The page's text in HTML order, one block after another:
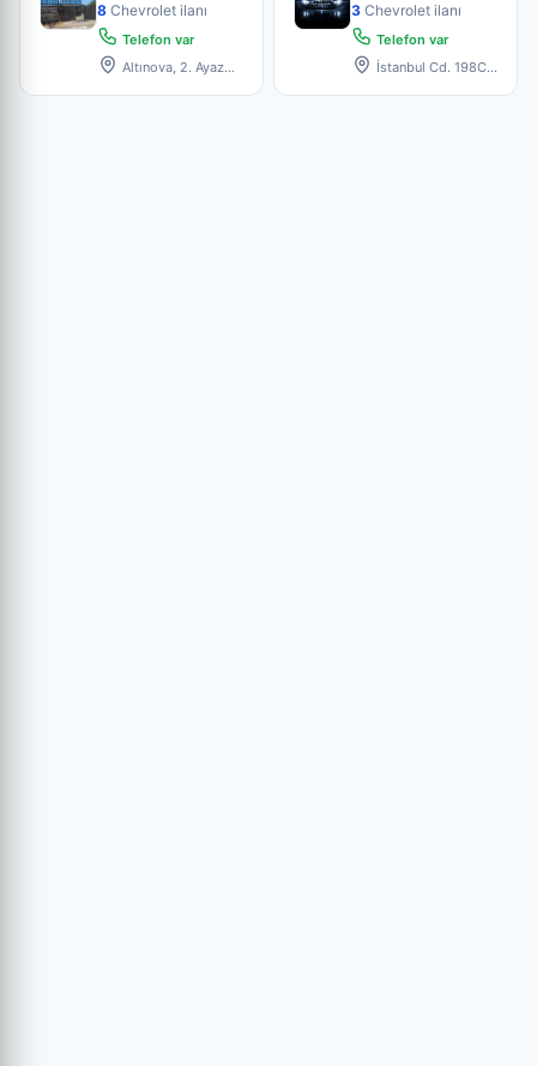
8 Chevrolet ilanı
Telefon var
Altınova, 2. Ayaz
3 Chevrolet ilanı
Telefon var
İstanbul Cd. 198C,